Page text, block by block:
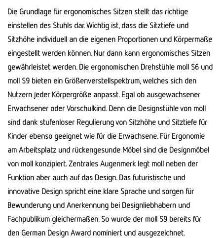
Die Grundlage für ergonomisches Sitzen stellt das richtige
einstellen des Stuhls dar. Wichtig ist, dass die Sitztiefe und
Sitzhöhe individuell an die eigenen Proportionen und Körpermaße
eingestellt werden können. Nur dann kann ergonomisches Sitzen
gewährleistet werden. Die ergonomischen Drehstühle moll S6 und
moll S9 bieten ein Größenverstellspektrum, welches sich den
Nutzern jeder Körpergröße anpasst. Egal ob ausgewachsener
Erwachsener oder Vorschulkind. Denn die Designstühle von moll
sind dank stufenloser Regulierung von Sitzhöhe und Sitztiefe für
Kinder ebenso geeignet wie für die Erwachsene. Für Ergonomie
am Arbeitsplatz und rückengesunde Möbel sind die Designmöbel
von moll konzipiert. Zentrales Augenmerk legt moll neben der
Funktion aber auch auf das Design. Das futuristische und
innovative Design spricht eine klare Sprache und sorgen für
Bewunderung und Anerkennung bei Designliebhabern und
Fachpublikum gleichermaßen. So wurde der moll S9 bereits für
den German Design Award nominiert und ausgezeichnet.